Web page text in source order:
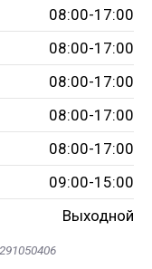
08:00-17:00
08:00-17:00
08:00-17:00
08:00-17:00
08:00-17:00
09:00-15:00
Выходной